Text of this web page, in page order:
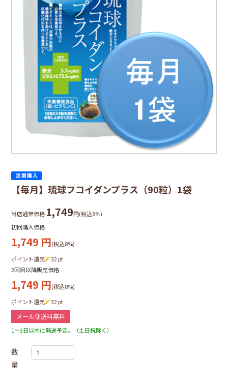
【毎月】琉球フコイダンプラス（90粒）1袋
当店通常価格 1,749円(税込8%)
初回購入価格
1,749 円(税込8%)
ポイント還元
32 pt
2回目以降販売価格
1,749 円(税込8%)
ポイント還元
32 pt
メール便送料無料
1～3日以内に発送予定。（土日祝除く）
数
量